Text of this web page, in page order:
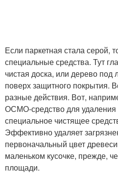
Если паркетная стала серой,
специальные средства. Тут
чистая доска, или дерево
поверх защитного покрытия.
разные действия. Вот,
ОСМО-средство для удаления
специальное чистящее
Эффективно удаляет
первоначальный цвет
маленьком кусочке, прежде,
площади.